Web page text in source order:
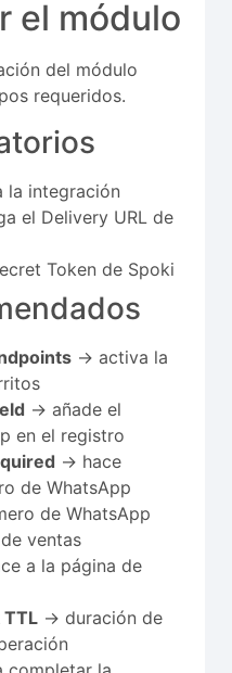
el módulo
del módulo
requeridos.
la integración
el Delivery URL de
Token de Spoki
→ activa la
→ añade el
en el registro
→ hace
de WhatsApp
de WhatsApp
ventas
a la página de
TTL → duración de